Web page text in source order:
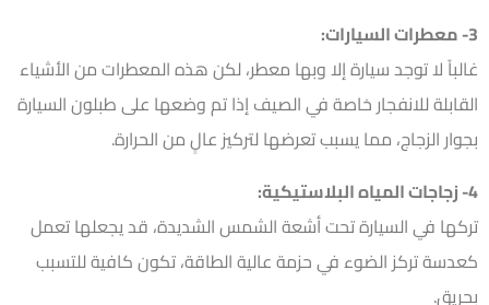
3- معطرات السيارات:
غالباً لا توجد سيارة إلا وبها معطر، لكن هذه المعطرات من الأشياء
القابلة للانفجار خاصة في الصيف إذا تم وضعها على طبلون السيارة
بجوار الزجاج، مما يسبب تعرضها لتركيز عالٍ من الحرارة.
4- زجاجات المياه البلاستيكية:
تركها في السيارة تحت أشعة الشمس الشديدة، قد يجعلها تعمل
كعدسة تركز الضوء في حزمة عالية الطاقة، تكون كافية للتسبب
بحريق.